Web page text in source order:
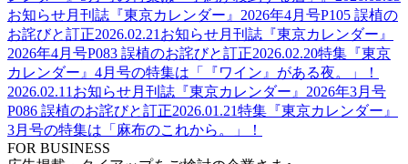
お知らせ月刊誌『東京カレンダー』2026年4月号P105 誤植の
お詫びと訂正2026.02.21 お知らせ月刊誌『東京カレンダー』
2026年4月号P083 誤植のお詫びと訂正2026.02.20特集 『東京
カレンダー』4月号の特集は「『ワイン』がある夜。」！
2026.02.11 お知らせ月刊誌『東京カレンダー』2026年3月号
P086 誤植のお詫びと訂正2026.01.21特集 『東京カレンダー』
3月号の特集は「麻布のこれから。」！
FOR BUSINESS